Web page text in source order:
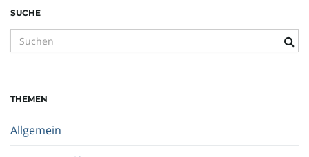
SUCHE
u
b
g
THEMEN
Allgemein